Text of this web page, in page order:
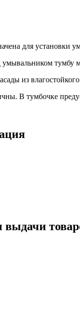
для установки
тумбу
из
В тумбочке